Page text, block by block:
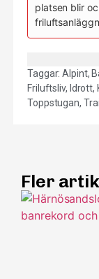
platsen blir
Taggar:Alpint,
Friluftsliv, Idrott,
Toppstugan,
Fler